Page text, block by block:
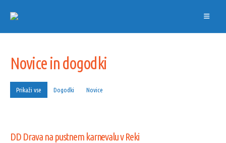
Novice in dogodki
Prikaži vse Dogodki Novice
DD Drava na pustnem karnevalu v Reki